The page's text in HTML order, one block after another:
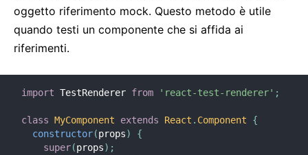
oggetto riferimento mock. Questo metodo è utile
quando testi un componente che si affida ai
riferimenti.
import TestRenderer from 'react-test-renderer' ;
class MyComponent extends React . Component
{
constructor(props)
{
super(props) ;